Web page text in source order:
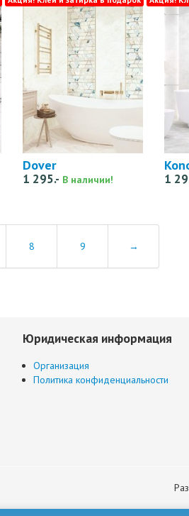
Dover
1 295.- В наличии! 1
8 9 →
Юридическая информация
Организация
Политика конфиденциальности